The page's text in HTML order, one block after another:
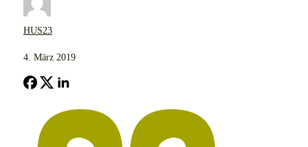
HUS23
4. März 2019